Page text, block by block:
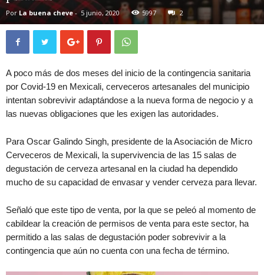
Por La buena cheve- 5 junio, 2020 5997 2
A poco más de dos meses del inicio de la contingencia sanitaria
por Covid-19 en Mexicali, cerveceros artesanales del municipio
intentan sobrevivir adaptándose a la nueva forma de negocio y a
las nuevas obligaciones que les exigen las autoridades.
Para Oscar Galindo Singh, presidente de la Asociación de Micro
Cerveceros de Mexicali, la supervivencia de las 15 salas de
degustación de cerveza artesanal en la ciudad ha dependido
mucho de su capacidad de envasar y vender cerveza para llevar.
Señaló que este tipo de venta, por la que se peleó al momento de
cabildear la creación de permisos de venta para este sector, ha
permitido a las salas de degustación poder sobrevivir a la
contingencia que aún no cuenta con una fecha de término.